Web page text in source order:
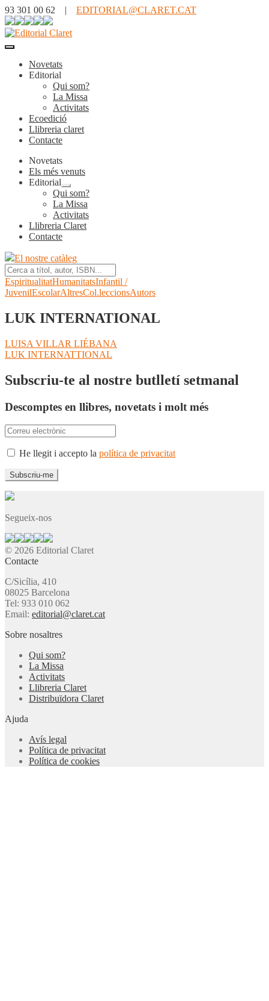
93 301 00 62 | EDITORIAL@CLARET.CAT
Novetats
Editorial
Qui som?
La Missa
Activitats
Ecoedició
Llibreria claret
Contacte
Novetats
Els més venuts
Editorial
Expandeix
el
menú
secundari
Qui som?
La Missa
Activitats
Llibreria Claret
Contacte
El nostre catàleg
EspiritualitatHumanitatsInfantil /
JuvenilEscolarAltresCol.leccionsAutors
LUK INTERNATIONAL
Navegació
d'entrades
Entrada
anterior:
LUISA VILLAR LIÉBANA
Pròxima
LUK INTERNATTIONAL
Subscriu-te al nostre butlletí setmanal
Descomptes en llibres, novetats i molt més
He llegit i accepto la política de privacitat
Segueix-nos
© 2026 Editorial Claret
Contacte
C/Sicília, 410
08025 Barcelona
Tel: 933 010 062
Email: editorial@claret.cat
Sobre nosaltres
Qui som?
La Missa
Activitats
Llibreria Claret
Distribuïdora Claret
Ajuda
Avís legal
Política de privacitat
Política de cookies